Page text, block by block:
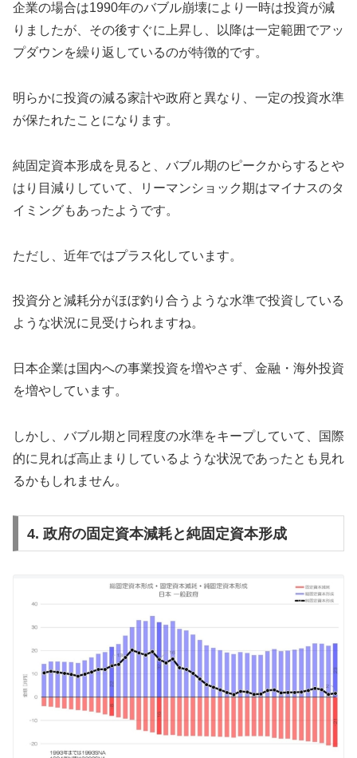
企業の場合は1990年のバブル崩壊により一時は投資が減
りましたが、その後すぐに上昇し、以降は一定範囲でアッ
プダウンを繰り返しているのが特徴的です。
明らかに投資の減る家計や政府と異なり、一定の投資水準
が保たれたことになります。
純固定資本形成を見ると、バブル期のピークからするとや
はり目減りしていて、リーマンショック期はマイナスのタ
イミングもあったようです。
ただし、近年ではプラス化しています。
投資分と減耗分がほぼ釣り合うような水準で投資している
ような状況に見受けられますね。
日本企業は国内への事業投資を増やさず、金融・海外投資
を増やしています。
しかし、バブル期と同程度の水準をキープしていて、国際
的に見れば高止まりしているような状況であったとも見れ
るかもしれません。
4. 政府の固定資本減耗と純固定資本形成